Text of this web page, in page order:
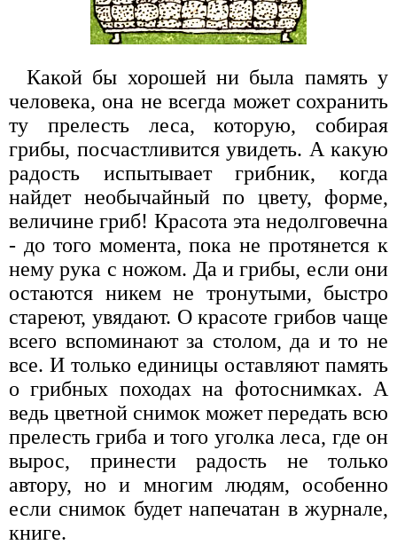
Какой бы хорошей ни была память у
человека, она не всегда может сохранить
ту прелесть леса, которую, собирая
грибы, посчастливится увидеть. А какую
радость испытывает грибник, когда
найдет необычайный по цвету, форме,
величине гриб! Красота эта недолговечна
- до того момента, пока не протянется к
нему рука с ножом. Да и грибы, если они
остаются никем не тронутыми, быстро
стареют, увядают. О красоте грибов чаще
всего вспоминают за столом, да и то не
все. И только единицы оставляют память
о грибных походах на фотоснимках. А
ведь цветной снимок может передать всю
прелесть гриба и того уголка леса, где он
вырос, принести радость не только
автору, но и многим людям, особенно
если снимок будет напечатан в журнале,
книге.